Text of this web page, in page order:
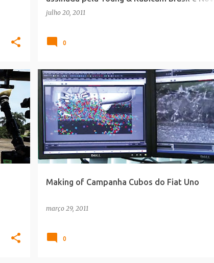
Iorque
julho 20, 2011
0
Making of Campanha Cubos do Fiat Uno
março 29, 2011
COMERCIAIS MAKING_OF
0